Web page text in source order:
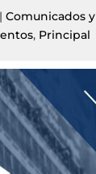
Comunicados y
, Principal